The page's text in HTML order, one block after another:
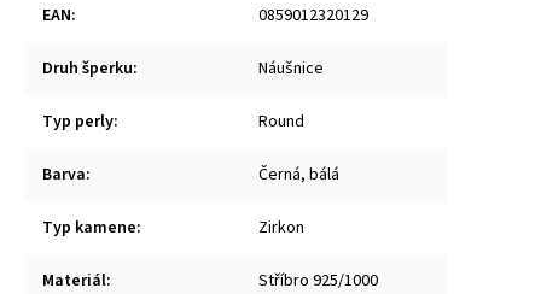
EAN: 0859012320129
Druh šperku: Náušnice
Typ perly: Round
Barva: Černá, bálá
Typ kamene: Zirkon
Materiál: Stříbro 925/1000